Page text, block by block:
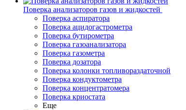
Поверка анализаторов газов и жидкостей
Поверка аспиратора
Поверка ацидогастрометра
Поверка бутирометра
Поверка газоанализатора
Поверка газометра
Поверка дозатора
Поверка колонки топливораздаточной
Поверка кондуктометра
Поверка концентратомера
Поверка криостата
Еще